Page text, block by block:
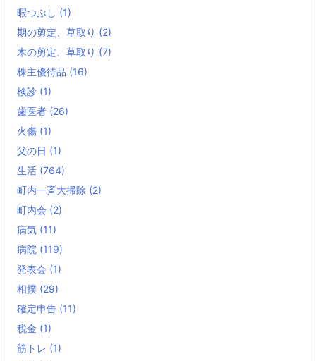
暇つぶし (1)
期の剪定、草取り (2)
木の剪定、草取り (7)
株主優待品 (16)
検診 (1)
歯医者 (26)
火傷 (1)
父の日 (1)
生活 (764)
町内一斉大掃除 (2)
町内会 (2)
病気 (11)
病院 (119)
発表会 (1)
相撲 (29)
確定申告 (11)
税金 (1)
筋トレ (1)